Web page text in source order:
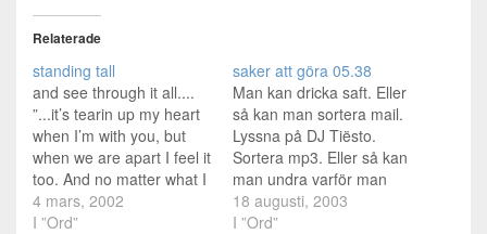
Relaterade
standing tall
and see through it all....
”...it’s tearin up my heart
when I’m with you, but
when we are apart I feel it
too. And no matter what I
do I feel the pain, with or
without you...” *gråter*
4 mars, 2002
I ”Ord”
saker att göra 05.38
Man kan dricka saft. Eller
så kan man sortera mail.
Lyssna på DJ Tiësto.
Sortera mp3. Eller så kan
man undra varför man
vaknar strax efter 4 och
inte kan somna om, när
18 augusti, 2003
I ”Ord”